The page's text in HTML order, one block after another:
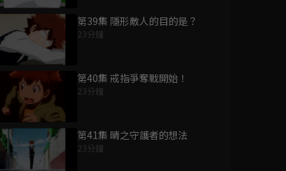
第39集 隱形敵人的目的是？
23分鐘
第40集 戒指爭奪戰開始！
23分鐘
第41集 晴之守護者的想法
23分鐘